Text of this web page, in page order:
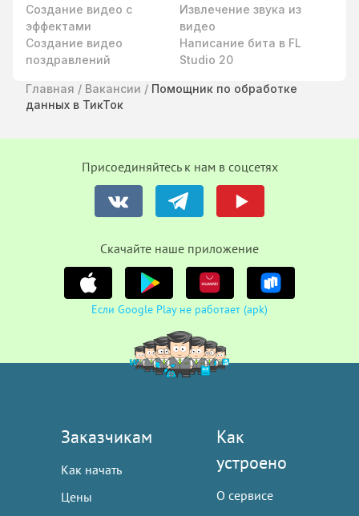
Создание видео с
эффектами
Создание видео
поздравлений
Извлечение звука из
видео
Написание бита в FL
Studio 20
Главная / Вакансии / Помощник по обработке
данных в ТикТок
Присоединяйтесь к нам в соцсетях
Cкачайте наше приложение
Если Google Play не работает (apk)
Заказчикам
Как начать
Цены
Как
устроено
О сервисе